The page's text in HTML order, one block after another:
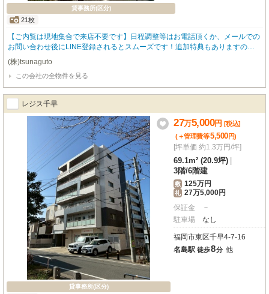
貸事務所(区分)
21枚
【ご内覧は現地集合で来店不要です】日程調整等はお電話頂くか、メールでの
お問い合わせ後にLINE登録されるとスムーズです！追加特典もありますので
詳細はお気軽にお問い合わせ下さい♪
(株)tsunaguto
この会社の全物件を見る
レジス千早
貸事務所(区分)
27万5,000円 [税込]
(＋管理費等5,500円)
[坪単価 約1.3万円/坪]
69.1m² (20.9坪)
3階/6階建
敷 125万円
礼 27万5,000円
保証金
－
駐車場
なし
福岡市東区千早4-7-16
名島駅 徒歩8分 他